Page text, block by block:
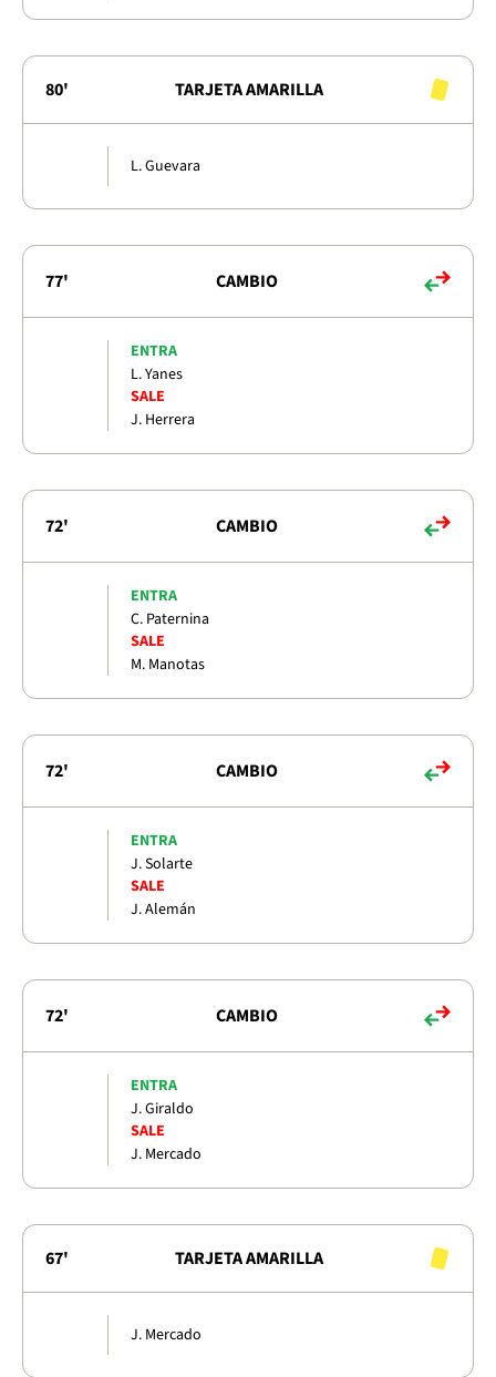
80' TARJETA AMARILLA
L. Guevara
77' CAMBIO
ENTRA
L. Yanes
SALE
J. Herrera
72' CAMBIO
ENTRA
C. Paternina
SALE
M. Manotas
72' CAMBIO
ENTRA
J. Solarte
SALE
J. Alemán
72' CAMBIO
ENTRA
J. Giraldo
SALE
J. Mercado
67' TARJETA AMARILLA
J. Mercado